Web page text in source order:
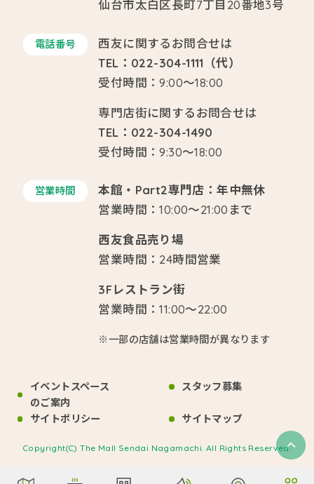
仙台市太白区長町7丁目20番地3号
電話番号
西友に関するお問合せは
TEL：022-304-1111（代）
受付時間：9:00～18:00
専門店街に関するお問合せは
TEL：022-304-1490
受付時間：9:30～18:00
営業時間
本館・Part2専門店：年中無休
営業時間：10:00～21:00まで
西友食品売り場
営業時間：24時間営業
3Fレストラン街
営業時間：11:00～22:00
※一部の店舗は営業時間が異なります
イベントスペース
のご案内
スタッフ募集
サイトポリシー サイトマップ
Copyright(C) The Mall Sendai Nagamachi. All Rights Reserved.